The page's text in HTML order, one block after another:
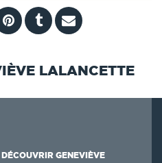
LALANCETTE
DÉCOUVRIR GENEVIÈVE